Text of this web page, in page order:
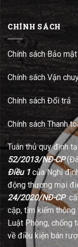
CHÍNH SÁCH
Chính sách Bảo
Chính sách Vận
Chính sách Đổi trả
Chính sách Thanh
Tuân thủ quy định
52/2013/NĐ-CP
Điều 1của Nghị
động thương mại
24/2020/NĐ-CP
cập, tìm kiếm
Luật Phòng,
về điều kiện bán